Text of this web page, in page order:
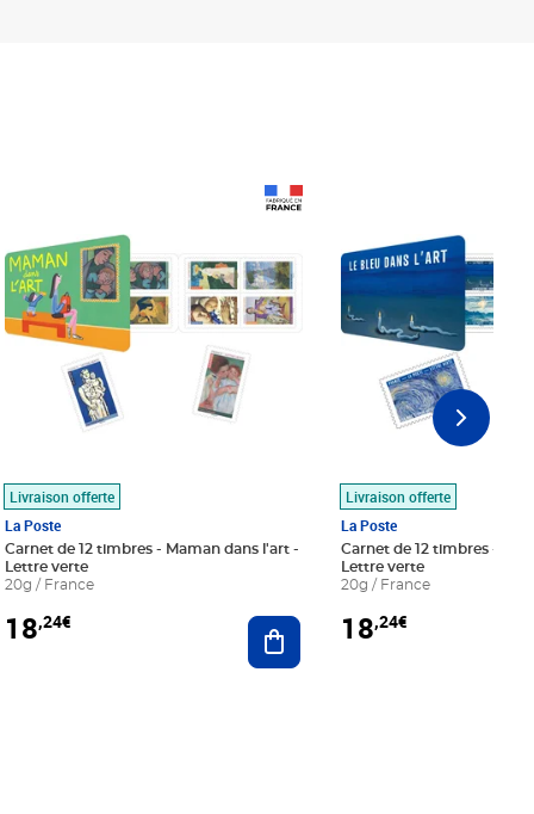
au panier
Livraison offerte
La Poste
Carnet de 12 timbres - Maman dans l'art -
Lettre verte
20g / France
18,24€ Ajouter au panier
Livraison offerte
La Poste
Carnet de 12 timbres - Le
Lettre verte
20g / France
18,24€